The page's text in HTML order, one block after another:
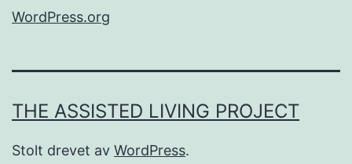
WordPress.org
THE ASSISTED LIVING PROJECT
Stolt drevet av WordPress.